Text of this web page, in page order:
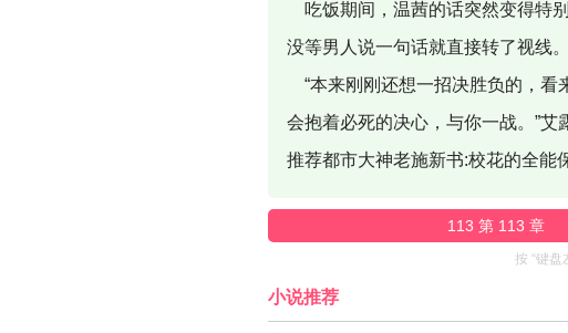
吃饭期间，温茜的话突然变得特
没等男人说一句话就直接转了视线。
“本来刚刚还想一招决胜负的，看
会抱着必死的决心，与你一战。”艾
推荐都市大神老施新书:校花的全能
113 第 113 章
按 “键
小说推荐